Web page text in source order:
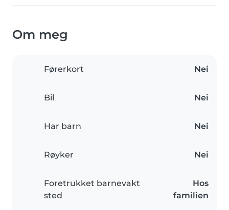
Om meg
Førerkort Nei
Bil Nei
Har barn Nei
Røyker Nei
Foretrukket barnevakt
sted
Hos
familien